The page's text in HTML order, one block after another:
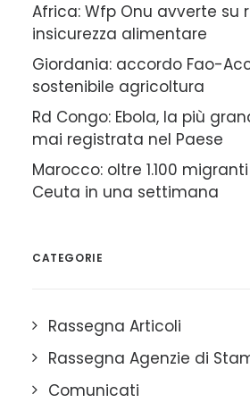
Africa: Wfp Onu avverte su
insicurezza alimentare
Giordania: accordo Fao-
sostenibile agricoltura
Rd Congo: Ebola, la più
mai registrata nel Paese
Marocco: oltre 1.100
Ceuta in una settimana
CATEGORIE
Rassegna Articoli
Rassegna Agenzie di
Comunicati